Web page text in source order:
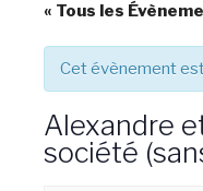
« Tous les
Cet évènement
Alexandre
société